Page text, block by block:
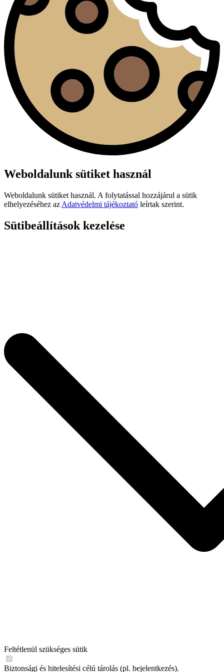
Weboldalunk sütiket használ
Weboldalunk sütiket használ. A folytatással hozzájárul a sütik
elhelyezéséhez az Adatvédelmi tájékoztató leírtak szerint.
Sütibeállítások kezelése
Feltétlenül szükséges sütik
Biztonsági és hitelesítési célú tárolás (pl. bejelentkezés).